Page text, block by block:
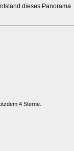
dieses Panorama
4 Sterne.